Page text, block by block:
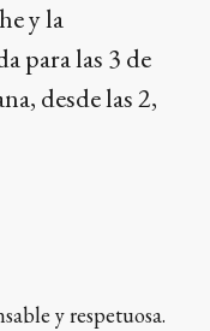
y la
para las 3 de
desde las 2,
y respetuosa.